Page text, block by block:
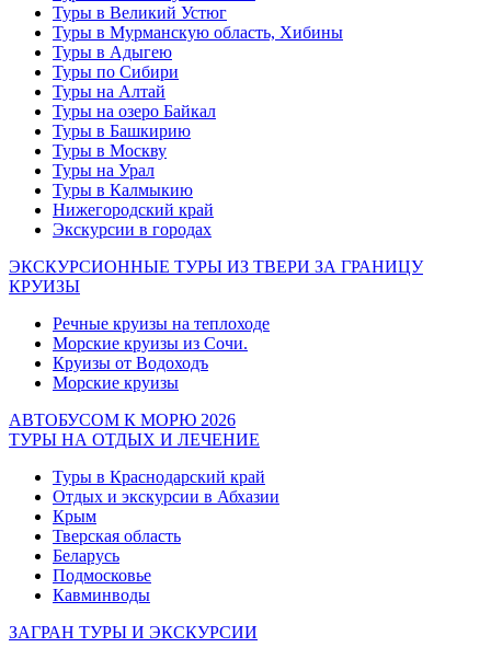
Туры в Великий Устюг
Туры в Мурманскую область, Хибины
Туры в Адыгею
Туры по Сибири
Туры на Алтай
Туры на озеро Байкал
Туры в Башкирию
Туры в Москву
Туры на Урал
Туры в Калмыкию
Нижегородский край
Экскурсии в городах
ЭКСКУРСИОННЫЕ ТУРЫ ИЗ ТВЕРИ ЗА ГРАНИЦУ
КРУИЗЫ
Речные круизы на теплоходе
Морские круизы из Сочи.
Круизы от Водоходъ
Морские круизы
АВТОБУСОМ К МОРЮ 2026
ТУРЫ НА ОТДЫХ И ЛЕЧЕНИЕ
Туры в Краснодарский край
Отдых и экскурсии в Абхазии
Крым
Тверская область
Беларусь
Подмосковье
Кавминводы
ЗАГРАН ТУРЫ И ЭКСКУРСИИ